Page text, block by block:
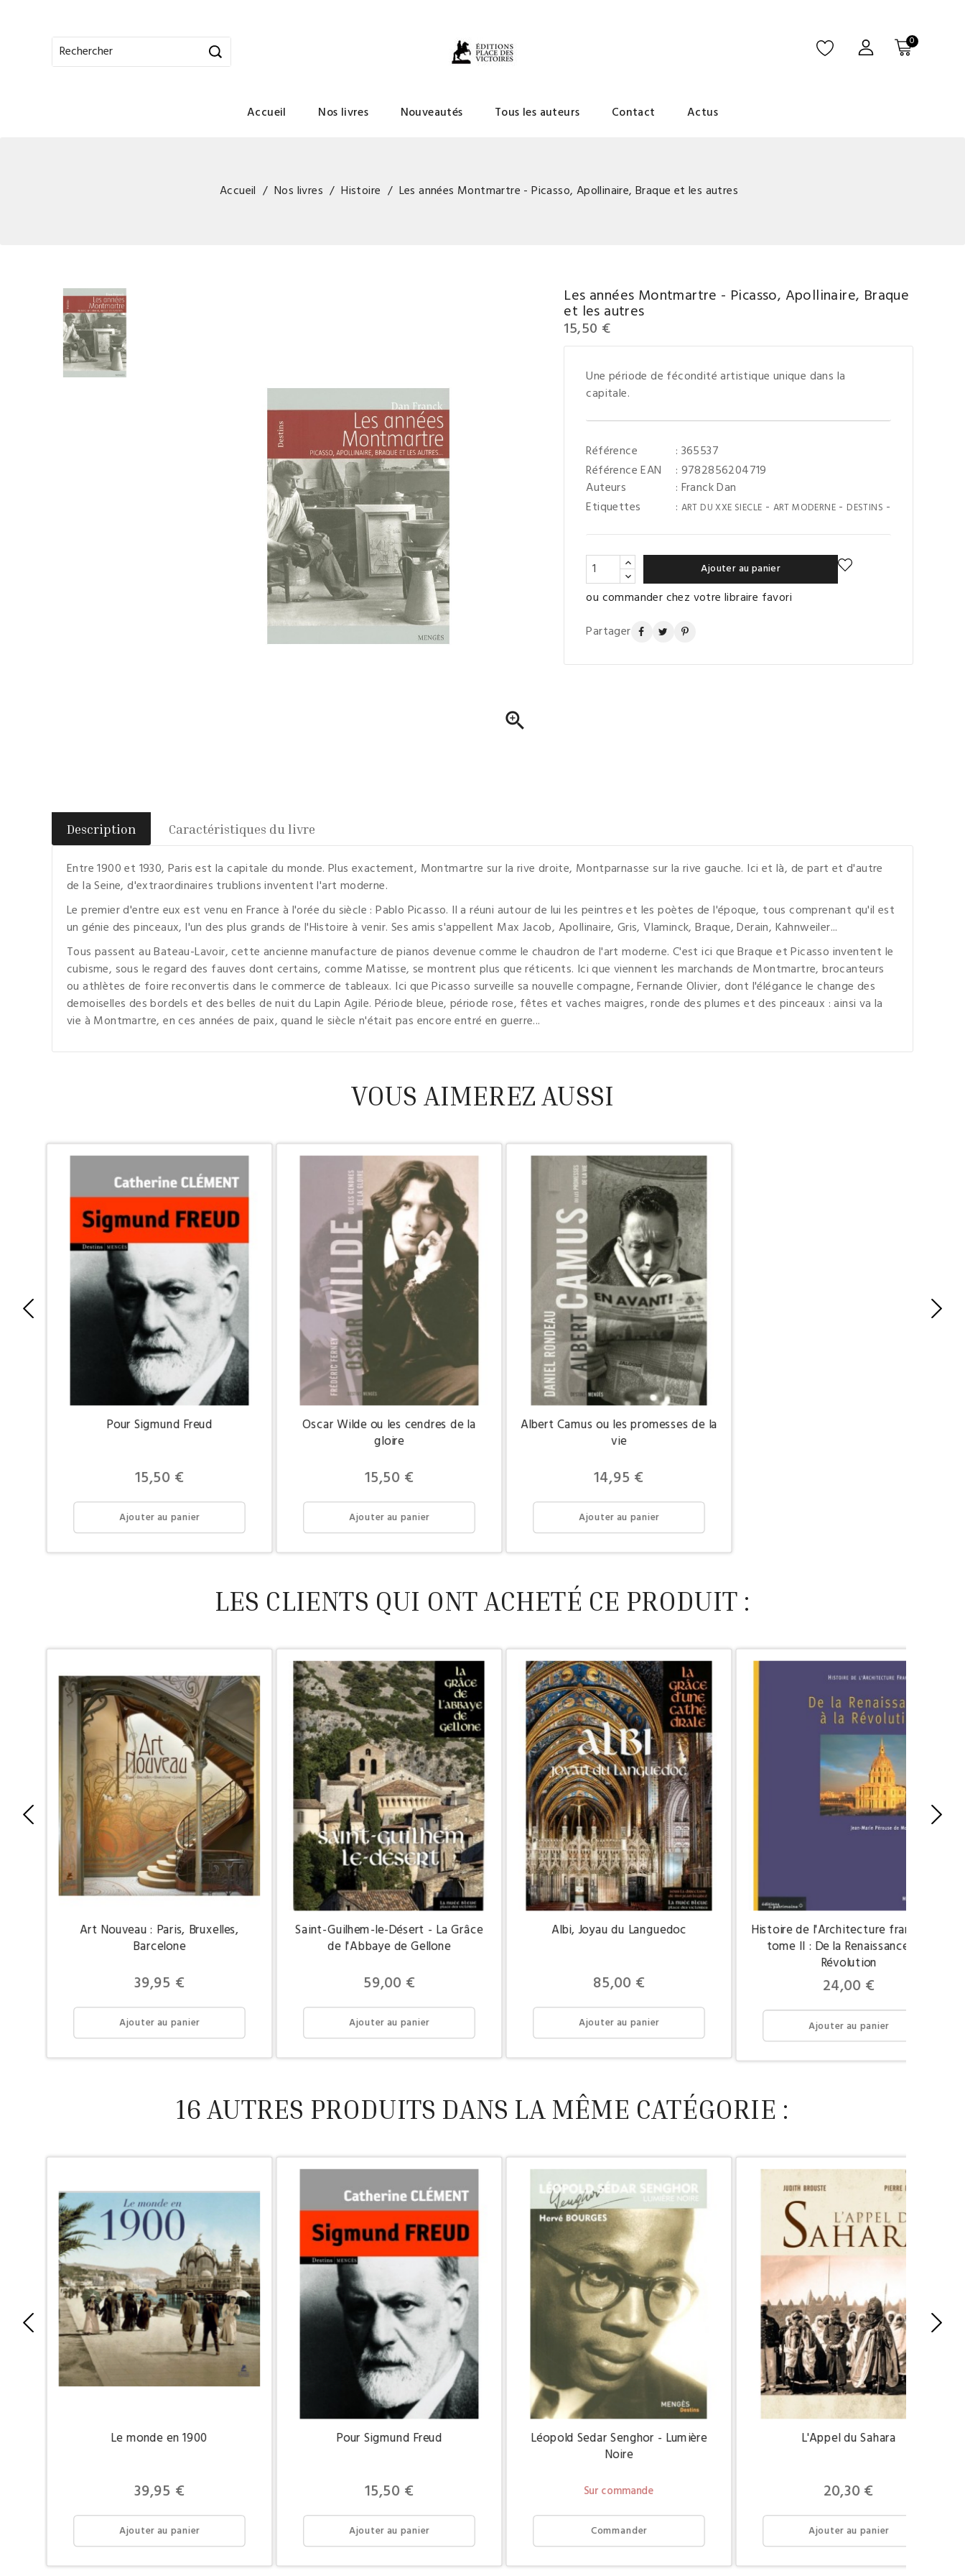
0
Accueil Nos livres Nouveautés Tous les auteurs Contact Actus
Accueil Nos livres Histoire Les années Montmartre - Picasso, Apollinaire, Braque et les autres

Les années Montmartre - Picasso, Apollinaire, Braque
et les autres
15,50 €
Une période de fécondité artistique unique dans la
capitale.
Référence
: 365537
Référence EAN
: 9782856204719
Auteurs
: Franck Dan
Etiquettes
: ART DU XXE SIECLE - ART MODERNE - DESTINS -
Ajouter au panier
ou commander chez votre libraire favori
Partager
Description Caractéristiques du livre
Entre 1900 et 1930, Paris est la capitale du monde. Plus exactement, Montmartre sur la rive droite, Montparnasse sur la rive gauche. Ici et là, de part et d'autre
de la Seine, d'extraordinaires trublions inventent l'art moderne.
Le premier d'entre eux est venu en France à l'orée du siècle : Pablo Picasso. Il a réuni autour de lui les peintres et les poètes de l'époque, tous comprenant qu'il est
un génie des pinceaux, l'un des plus grands de l'Histoire à venir. Ses amis s'appellent Max Jacob, Apollinaire, Gris, Vlaminck, Braque, Derain, Kahnweiler...
Tous passent au Bateau-Lavoir, cette ancienne manufacture de pianos devenue comme le chaudron de l'art moderne. C'est ici que Braque et Picasso inventent le
cubisme, sous le regard des fauves dont certains, comme Matisse, se montrent plus que réticents. Ici que viennent les marchands de Montmartre, brocanteurs
ou athlètes de foire reconvertis dans le commerce de tableaux. Ici que Picasso surveille sa nouvelle compagne, Fernande Olivier, dont l'élégance le change des
demoiselles des bordels et des belles de nuit du Lapin Agile. Période bleue, période rose, fêtes et vaches maigres, ronde des plumes et des pinceaux : ainsi va la
vie à Montmartre, en ces années de paix, quand le siècle n'était pas encore entré en guerre...
VOUS AIMEREZ AUSSI
Pour Sigmund Freud
Prix
15,50 €
Ajouter au panier
Oscar Wilde ou les cendres de la
gloire
Prix
15,50 €
Ajouter au panier
Albert Camus ou les promesses de la
vie
Prix
14,95 €
Ajouter au panier
LES CLIENTS QUI ONT ACHETÉ CE PRODUIT :
Art Nouveau : Paris, Bruxelles,
Barcelone
Prix
39,95 €
Ajouter au panier
Saint-Guilhem-le-Désert - La Grâce
de l'Abbaye de Gellone
Prix
59,00 €
Ajouter au panier
Albi, Joyau du Languedoc
Prix
85,00 €
Ajouter au panier
Histoire de l'Architecture française -
tome II : De la Renaissance à la
Révolution
Prix
24,00 €
Ajouter au panier
16 AUTRES PRODUITS DANS LA MÊME CATÉGORIE :
Le monde en 1900
Prix
39,95 €
Ajouter au panier
Pour Sigmund Freud
Prix
15,50 €
Ajouter au panier
Léopold Sedar Senghor - Lumière
Noire
Sur commande
Commander
L'Appel du Sahara
Prix
20,30 €
Ajouter au panier